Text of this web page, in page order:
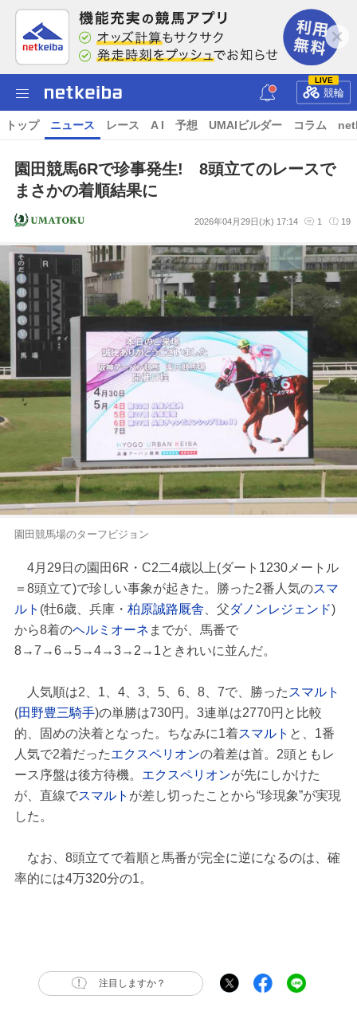
LIVE
競輪
トップ ニュース レース A I 予想 UMAIビルダー コラム
園田競馬6Rで珍事発生! 8頭立てのレースで
まさかの着順結果に
2026年04月29日(水) 17:14 1 19
園田競馬場のターフビジョン
4月29日の園田6R・C2二4歳以上(ダート1230メートル
＝8頭立て)で珍しい事象が起きた。勝った2番人気のスマ
ルト (牡6歳、兵庫・ 柏原誠路厩舎 、父ダノンレジェンド)
から8着のヘルミオーネ までが、馬番で
8→7→6→5→4→3→2→1ときれいに並んだ。
人気順は2、1、4、3、5、6、8、7で、勝った スマルト
(田野豊三騎手)の単勝は730円。3連単は2770円と比較
的、固めの決着となった。ちなみに1着スマルト と、1番
人気で2着だったエクスペリオンの着差は首。2頭ともレ
ース序盤は後方待機。 エクスペリオンが先にしかけた
が、直線でスマルト が差し切ったことから“珍現象”が実現
した。
なお、8頭立てで着順と馬番が完全に逆になるのは、確
率的には4万320分の1。
注目しますか？